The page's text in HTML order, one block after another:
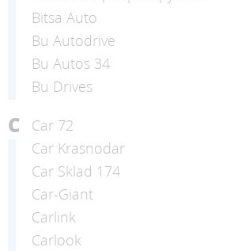
Bitsa Auto
Bu Autodrive
Bu Autos 34
Bu Drives
C
Car 72
Car Krasnodar
Car Sklad 174
Car-Giant
Carlink
Carlook